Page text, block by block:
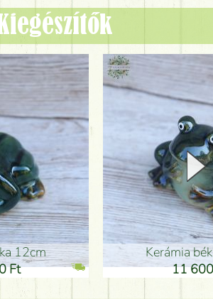
12cm
Ft
Kerámia
11